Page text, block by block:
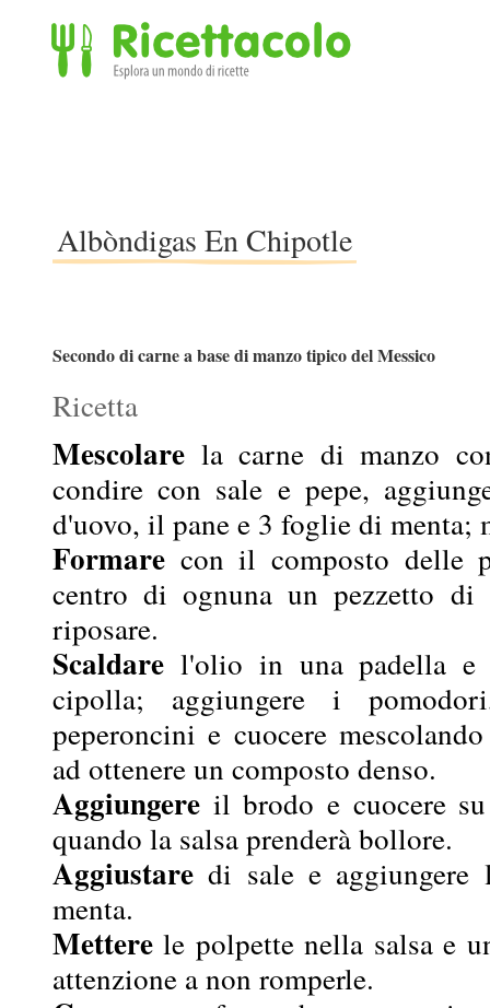
Albòndigas En Chipotle
Secondo di carne a base di manzo tipico del Messico
Ricetta
Mescolare la carne di manzo
condire con sale e pepe,
d'uovo, il pane e 3 foglie di menta;
Formare con il composto delle
centro di ognuna un pezzetto di
riposare.
Scaldare l'olio in una padella e
cipolla; aggiungere i
peperoncini e cuocere
ad ottenere un composto denso.
Aggiungere il brodo e cuocere
quando la salsa prenderà bollore.
Aggiustare di sale e
menta.
Mettere le polpette nella salsa e
attenzione a non romperle.